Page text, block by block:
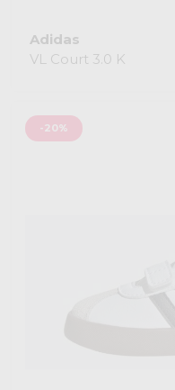
Adidas
VL Court 3.0 K
-20%